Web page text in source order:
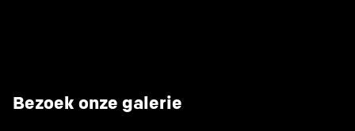
Bezoek onze galerie